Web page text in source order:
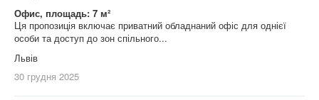
Магазин
Нежитлове приміщення
Не важливо
Застосувати Скинути фільтр
Офис, площадь: 7 м²
Ця пропозиція включає приватний обладнаний офіс для однієї
особи та доступ до зон спільного...
Львів
30 грудня 2025